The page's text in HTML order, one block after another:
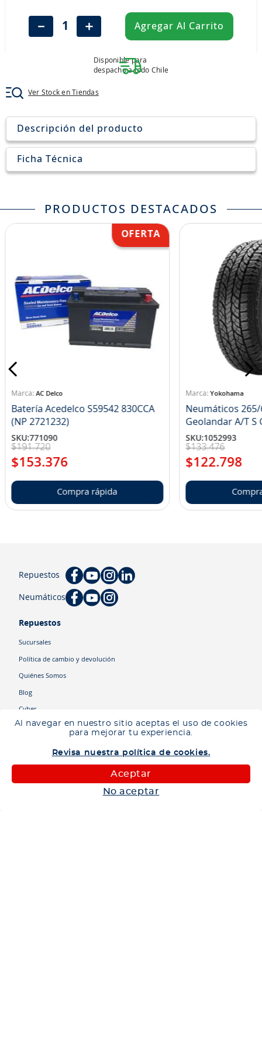
Al navegar en nuestro sitio aceptas el uso de cookies
para mejorar tu experiencia.
Revisa nuestra política de cookies.
Aceptar
No aceptar
＋
－ Agregar Al Carrito
Disponible para
despacho a todo Chile
Ver Stock en Tiendas
Descripción del producto
Ficha Técnica
PRODUCTOS DESTACADOS
AC Delco
Batería Acedelco S59542 830CCA
(NP 2721232)
SKU:771090
$191.720
$153.376
Compra rápida
Yokohama
Neumáticos 265/
SKU:1052993
$133.476
$122.798
Repuestos
Neumáticos
Repuestos
Sucursales
Política de cambio y devolución
Quiénes Somos
Blog
Cyber
aceite